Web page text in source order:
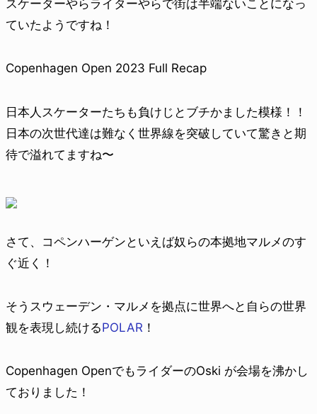
スケーターやらライターやらで街は半端ないことになっ
ていたようですね！
Copenhagen Open 2023 Full Recap
日本人スケーターたちも負けじとブチかました模様！！
日本の次世代達は難なく世界線を突破していて驚きと期
待で溢れてますね〜
さて、コペンハーゲンといえば奴らの本拠地マルメのす
ぐ近く！
そうスウェーデン・マルメを拠点に世界へと自らの世界
観を表現し続けるPOLAR ！
Copenhagen OpenでもライダーのOski が会場を沸かし
ておりました！